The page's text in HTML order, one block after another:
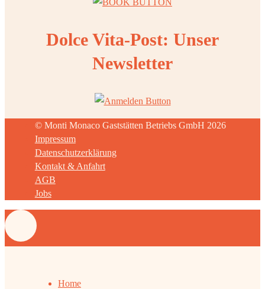
Dolce Vita-Post: Unser
Newsletter
© Monti Monaco Gaststätten Betriebs GmbH 2026
Impressum
Datenschutzerklärung
Kontakt & Anfahrt
AGB
Jobs
Home